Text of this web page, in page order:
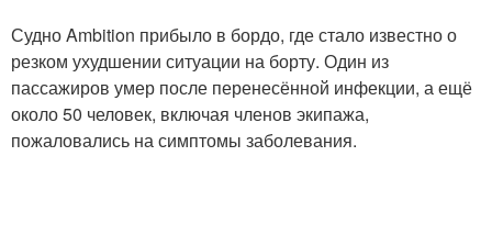
Судно Ambition прибыло в бордо, где стало известно о
резком ухудшении ситуации на борту. Один из
пассажиров умер после перенесённой инфекции, а ещё
около 50 человек, включая членов экипажа,
пожаловались на симптомы заболевания.